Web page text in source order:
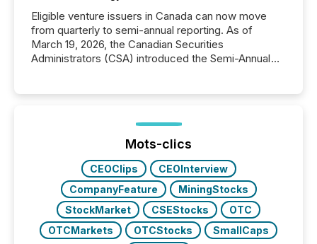
Eligible venture issuers in Canada can now move
from quarterly to semi-annual reporting. As of
March 19, 2026, the Canadian Securities
Administrators (CSA) introduced the Semi-Annual
optionally skip first and third quarter financial filings .
This reduces overall reporting burdens and costs. It
Mots-clics
CEOClips
CEOInterview
CompanyFeature
MiningStocks
StockMarket
CSEStocks
OTC
OTCMarkets
OTCStocks
SmallCaps